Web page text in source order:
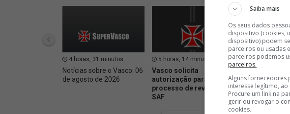
4 horas, 31 minutos
Notícias sobre o Vasco: 06
de agosto de 2026
5 horas, 14 minutos
Vasco solicita
autorização para iniciar
processo de revenda da
SAF
5 horas, 29
clube
Saiba mais
Os seus dados
dispositivo (cookies,
dispositivo) podem
parceiros ou usadas
parceiros podemos
parceiros.
Alguns fornecedores
interesse legítimo,
Procure um link na
gerir ou revogar o
cookies.